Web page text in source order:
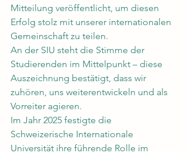
Mitteilung veröffentlicht, um diesen
Erfolg stolz mit unserer internationalen
Gemeinschaft zu teilen.
An der SIU steht die Stimme der
Studierenden im Mittelpunkt – diese
Auszeichnung bestätigt, dass wir
zuhören, uns weiterentwickeln und als
Vorreiter agieren.
Im Jahr 2025 festigte die
Schweizerische Internationale
Universität ihre führende Rolle im